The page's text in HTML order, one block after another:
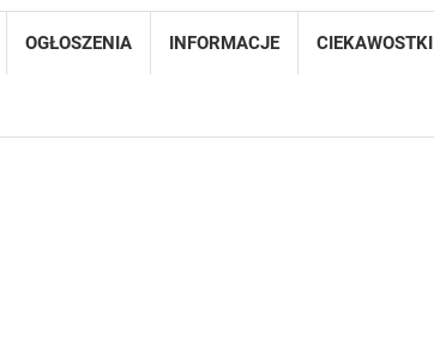
OGŁOSZENIA INFORMACJE CIEKAWOSTKI